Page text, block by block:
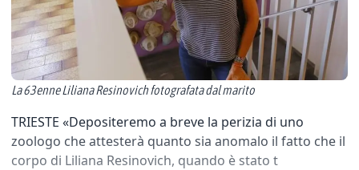
La 63enne Liliana Resinovich fotografata dal marito
TRIESTE «Depositeremo a breve la perizia di uno
zoologo che attesterà quanto sia anomalo il fatto che il
corpo di Liliana Resinovich, quando è stato t